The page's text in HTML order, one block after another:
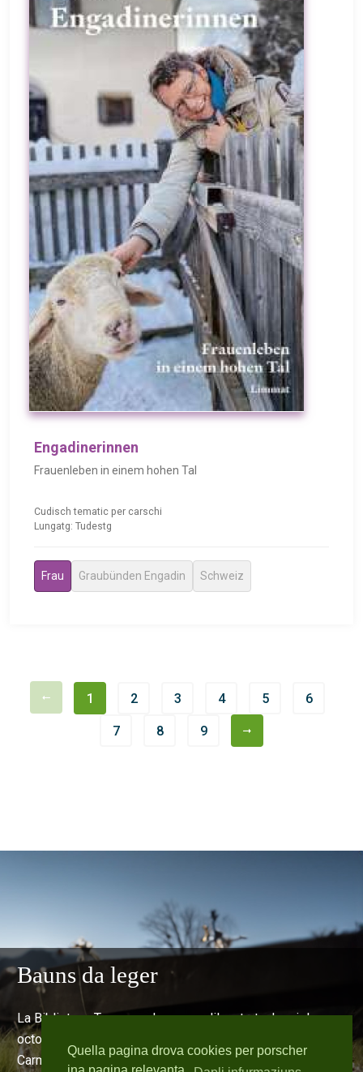
Quella pagina drova cookies per porscher
Engadinerinnen
Frauenleben in einem hohen Tal
Cudisch tematic per carschi
Lungatg: Tudestg
Frau Graubünden Engadin Schweiz
1 2 3 4 5 6
7 8 9
Bauns da leger
La Biblioteca Trun porscha naven dil matg tochen igl
october bauns da leger a Trun silla Senda d’art e
Carmanera, a Schlans Davaruns, a Cumpadials silla plazza